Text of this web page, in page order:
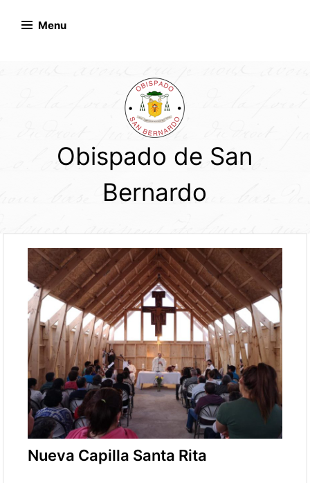
Menu
Obispado de San
Bernardo
Nueva Capilla Santa Rita